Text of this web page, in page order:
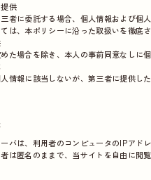
供
者に委託する場合、個人情報および個
は、本ポリシーに沿った取扱いを徹底さ
た場合を除き、本人の事前同意なしに
情報に該当しないが、第三者に提供し
バは、利用者のコンピュータのIPアド
は匿名のままで、当サイトを自由に閲覧